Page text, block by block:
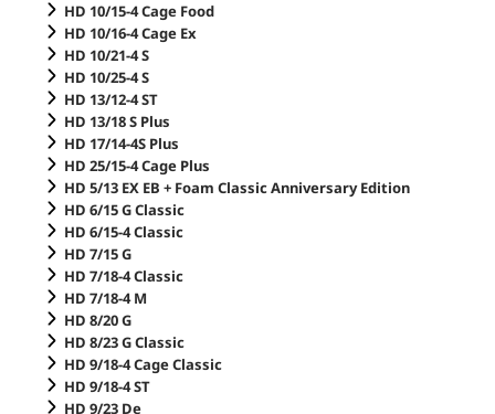
HD 10/15-4 Cage Food
HD 10/16-4 Cage Ex
HD 10/21-4 S
HD 10/25-4 S
HD 13/12-4 ST
HD 13/18 S Plus
HD 17/14-4S Plus
HD 25/15-4 Cage Plus
HD 5/13 EX EB + Foam Classic Anniversary Edition
HD 6/15 G Classic
HD 6/15-4 Classic
HD 7/15 G
HD 7/18-4 Classic
HD 7/18-4 M
HD 8/20 G
HD 8/23 G Classic
HD 9/18-4 Cage Classic
HD 9/18-4 ST
HD 9/23 De